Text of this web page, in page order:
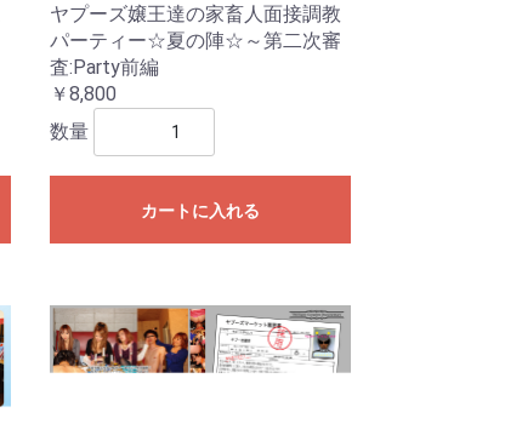
ヤプーズ嬢王達の家畜人面接調教
パーティー☆夏の陣☆～第二次審
査:Party前編
￥8,800
数量
カートに入れる